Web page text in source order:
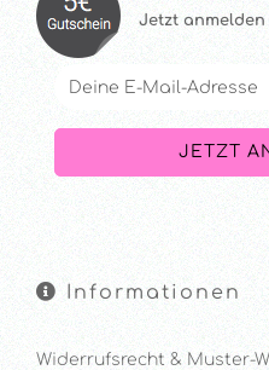
Jetzt anmelden
Informationen
Widerrufsrecht & Muster-